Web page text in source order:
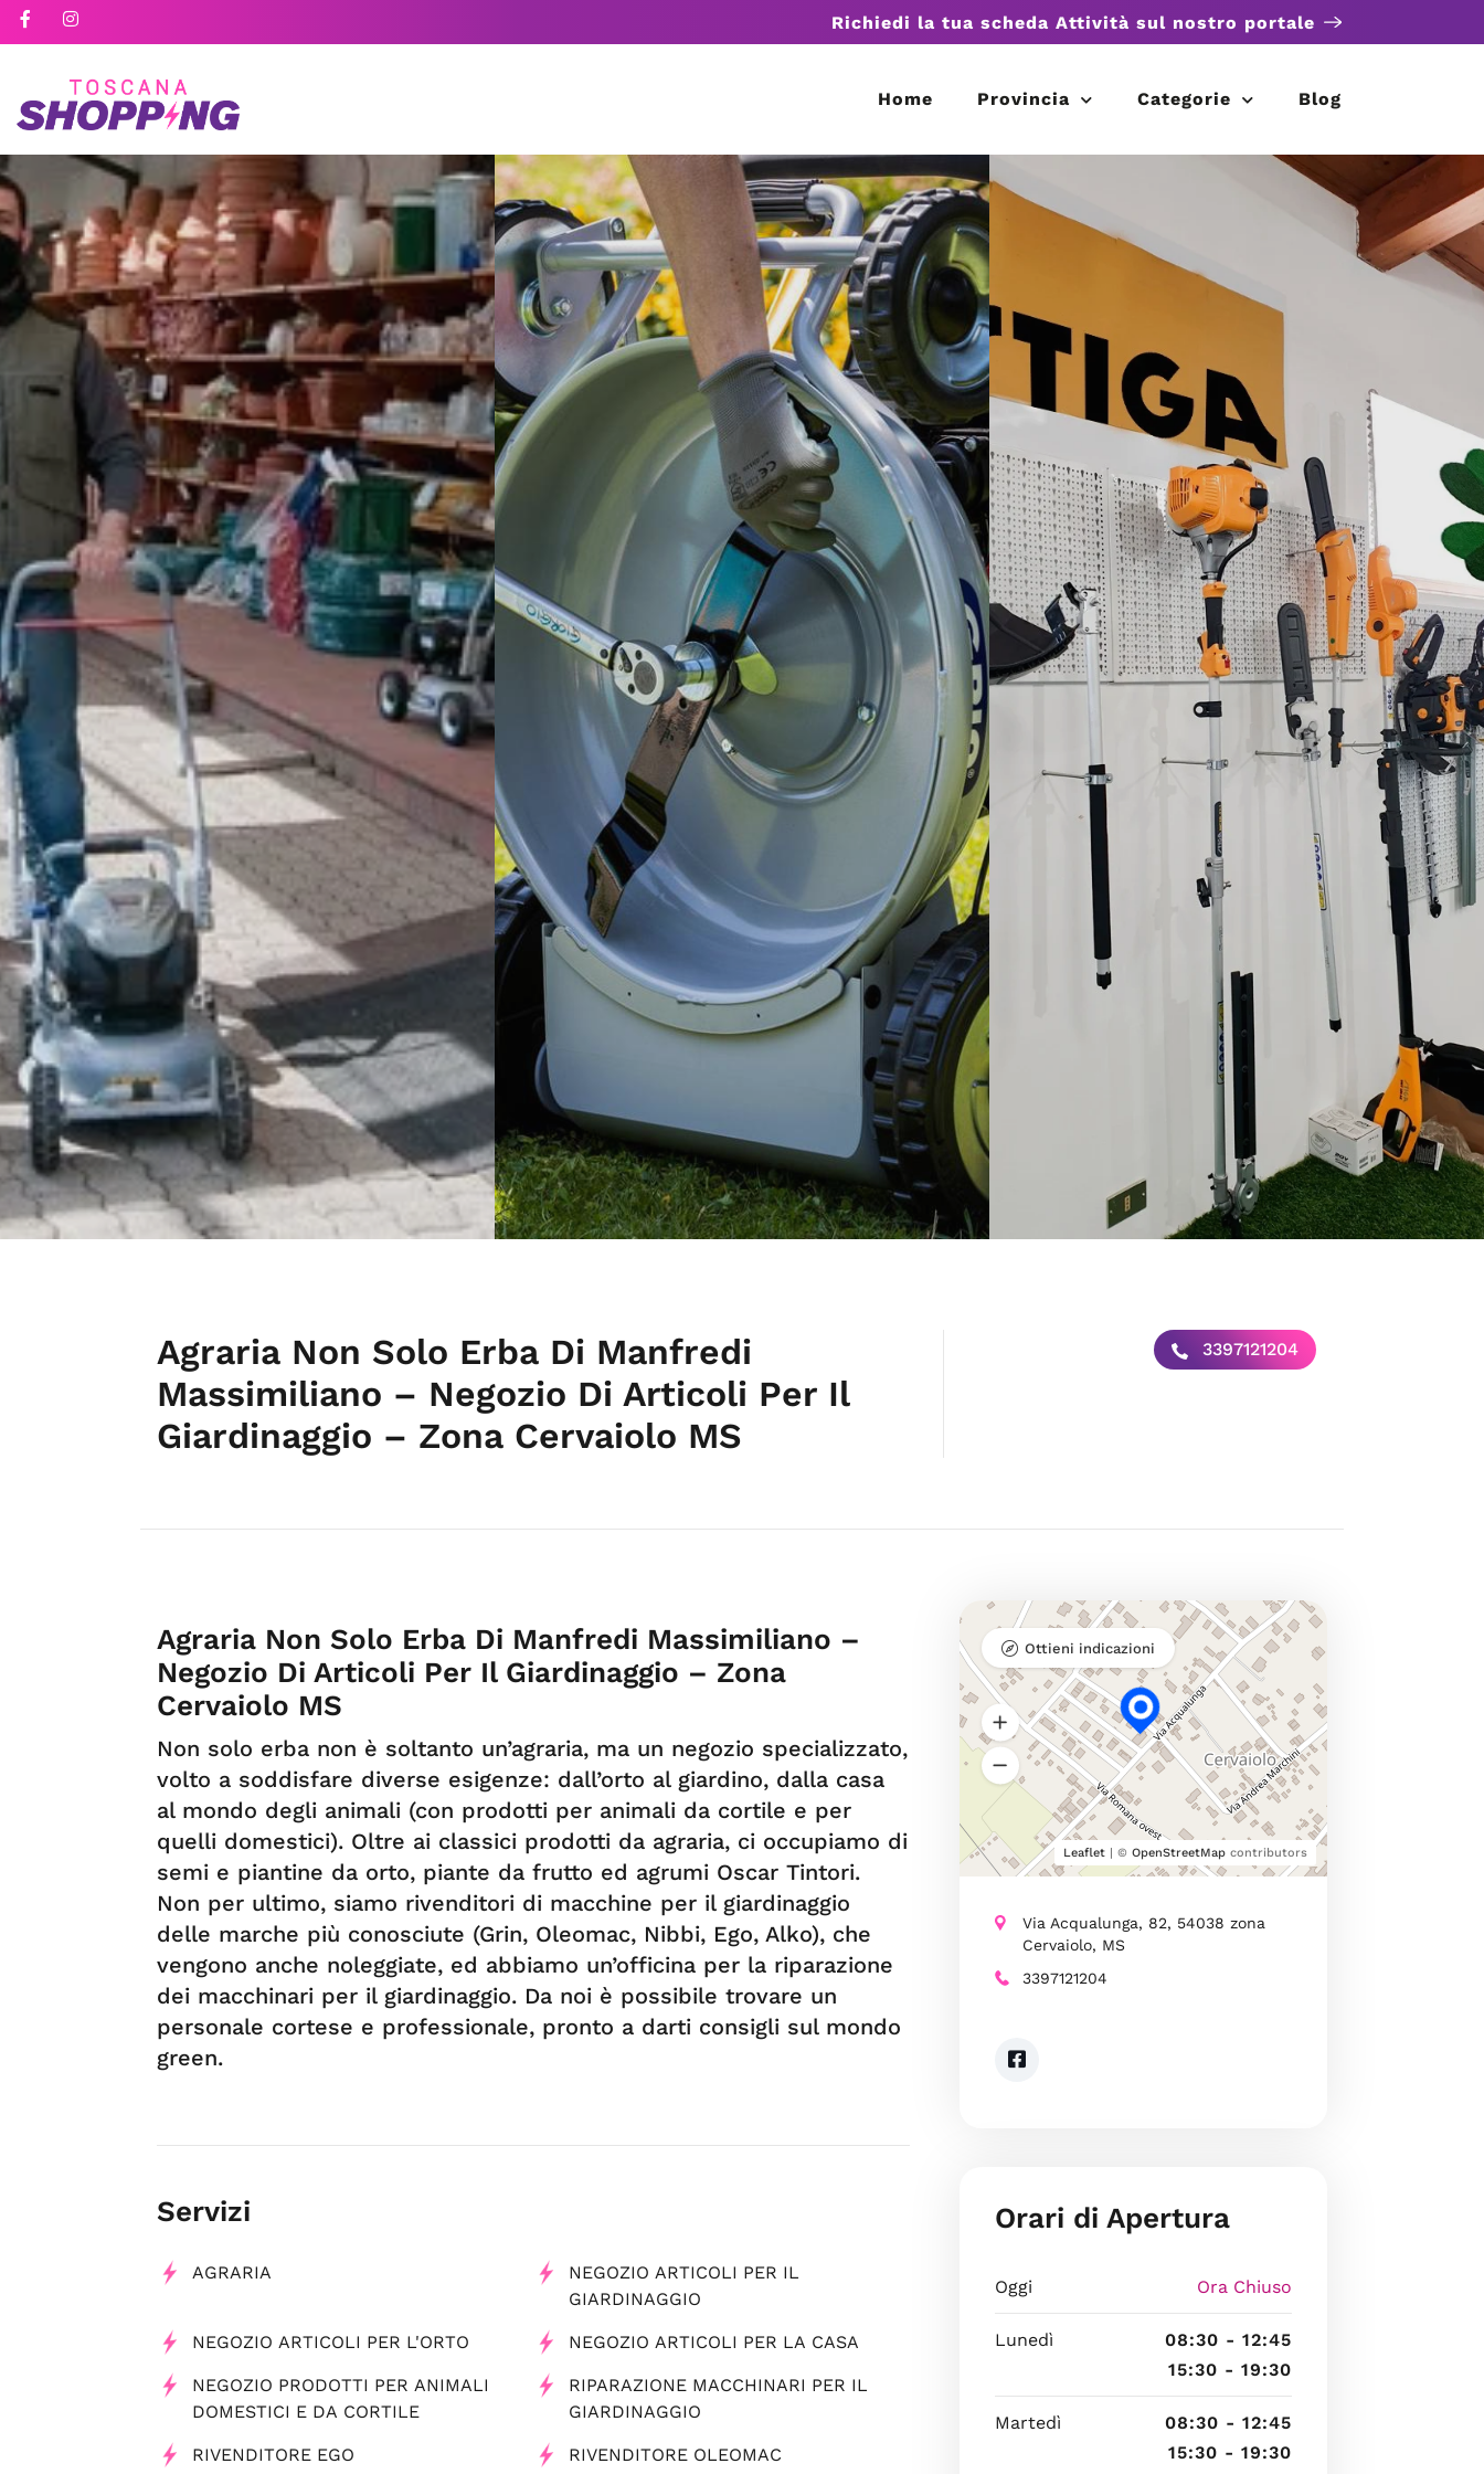
Richiedi la tua scheda Attività sul nostro portale
Home Provincia Categorie Blog
Agraria Non Solo Erba Di Manfredi
Massimiliano – Negozio Di Articoli Per Il
Giardinaggio – Zona Cervaiolo MS
3397121204
Agraria Non Solo Erba Di Manfredi Massimiliano –
Negozio Di Articoli Per Il Giardinaggio – Zona
Cervaiolo MS
Non solo erba non è soltanto un’agraria, ma un negozio specializzato,
volto a soddisfare diverse esigenze: dall’orto al giardino, dalla casa
al mondo degli animali (con prodotti per animali da cortile e per
quelli domestici). Oltre ai classici prodotti da agraria, ci occupiamo di
semi e piantine da orto, piante da frutto ed agrumi Oscar Tintori.
Non per ultimo, siamo rivenditori di macchine per il giardinaggio
delle marche più conosciute (Grin, Oleomac, Nibbi, Ego, Alko), che
vengono anche noleggiate, ed abbiamo un’officina per la riparazione
dei macchinari per il giardinaggio. Da noi è possibile trovare un
personale cortese e professionale, pronto a darti consigli sul mondo
green.
Servizi
AGRARIA
NEGOZIO ARTICOLI PER IL
GIARDINAGGIO
NEGOZIO ARTICOLI PER L'ORTO NEGOZIO ARTICOLI PER LA CASA
NEGOZIO PRODOTTI PER ANIMALI
DOMESTICI E DA CORTILE
RIPARAZIONE MACCHINARI PER IL
GIARDINAGGIO
RIVENDITORE EGO RIVENDITORE OLEOMAC
Leaflet| © OpenStreetMapcontributors
Ottieni indicazioni
Via Acqualunga, 82, 54038 zona
Cervaiolo, MS
3397121204
Orari di Apertura
Oggi Ora Chiuso
Lunedì
08:30 - 12:45
15:30 - 19:30
Martedì
08:30 - 12:45
15:30 - 19:30